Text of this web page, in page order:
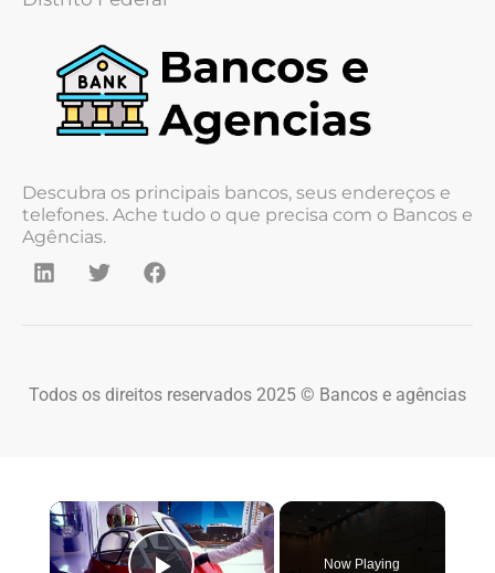
Descubra os principais bancos, seus endereços e
telefones. Ache tudo o que precisa com o Bancos e
Agências.
Todos os direitos reservados 2025 © Bancos e agências
×
Now Playing